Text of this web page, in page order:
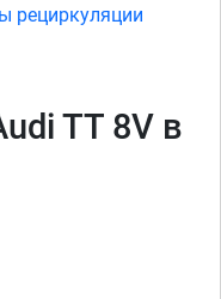
рециркуляции
TT 8V в